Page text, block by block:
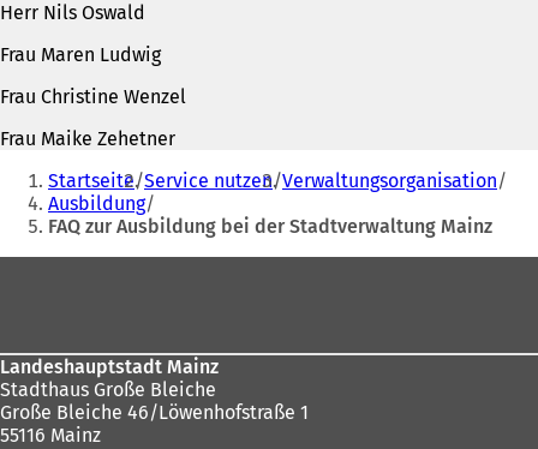
Herr Nils Oswald
Frau Maren Ludwig
Frau Christine Wenzel
Frau Maike Zehetner
Sie
befinden
sich
hier:
Startseite Service nutzen Verwaltungsorganisation
Ausbildung
FAQ zur Ausbildung bei der Stadtverwaltung Mainz
Landeshauptstadt Mainz
Stadthaus Große Bleiche
Große Bleiche 46/Löwenhofstraße 1
55116 Mainz